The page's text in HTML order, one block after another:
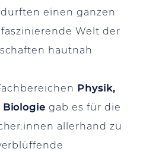
einen ganzen
Welt der
hautnah
Physik,
gab es für die
allerhand zu